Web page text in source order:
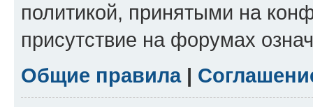
политикой, принятыми на
присутствие на форумах
Общие правила|